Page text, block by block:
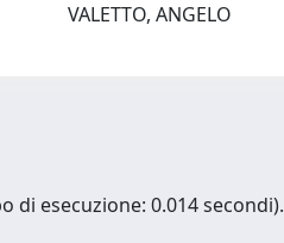
VALETTO, ANGELO
di esecuzione: 0.014 secondi).